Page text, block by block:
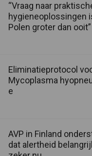
“Vraag naar
hygieneoplossingen
Polen groter dan ooit”
Eliminatieprotocol
Mycoplasma
e
AVP in Finland
dat alertheid